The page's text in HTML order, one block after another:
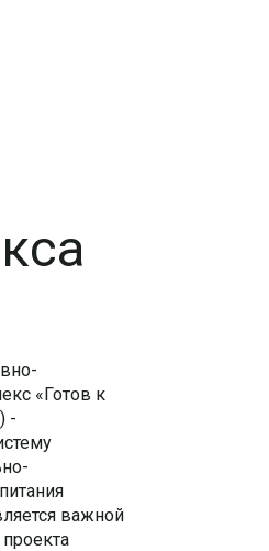
«Готов к
-
важной